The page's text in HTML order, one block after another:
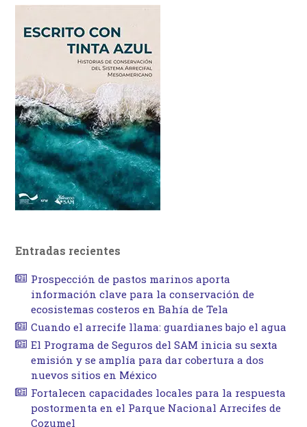
Entradas recientes
Prospección de pastos marinos aporta
información clave para la conservación de
ecosistemas costeros en Bahía de Tela
Cuando el arrecife llama: guardianes bajo el agua
El Programa de Seguros del SAM inicia su sexta
emisión y se amplía para dar cobertura a dos
nuevos sitios en México
Fortalecen capacidades locales para la respuesta
postormenta en el Parque Nacional Arrecifes de
Cozumel